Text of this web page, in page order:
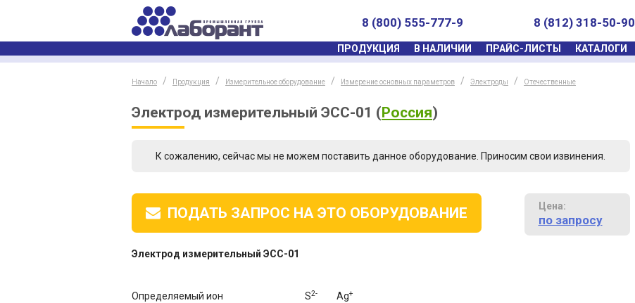
8 (812) 318-50-90
8 (800) 555-777-9
ПРОДУКЦИЯ В НАЛИЧИИ ПРАЙС-ЛИСТЫ КАТАЛОГИ
Начало Продукция Измерительное оборудование Измерение основных параметров Электроды Отечественные
Электрод измерительный ЭСС-01 (Россия)
К сожалению, сейчас мы не можем поставить данное оборудование. Приносим свои извинения.
ПОДАТЬ ЗАПРОС НА ЭТО ОБОРУДОВАНИЕ Цена:
по запросу
Электрод измерительный ЭСС-01
Определяемый ион S2- Ag+